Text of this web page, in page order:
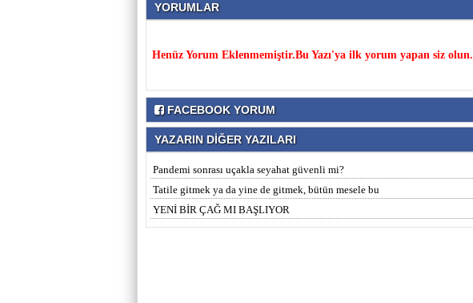
YORUMLAR
Henüz Yorum Eklenmemiştir.Bu Yazı'ya ilk yorum yapan siz olun.
FACEBOOK YORUM
YAZARIN DİĞER YAZILARI
Pandemi sonrası uçakla seyahat güvenli mi?
Tatile gitmek ya da yine de gitmek, bütün mesele bu
YENİ BİR ÇAĞ MI BAŞLIYOR